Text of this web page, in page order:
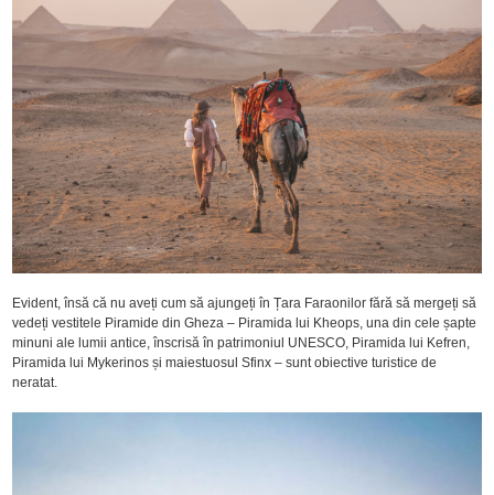
Evident, însă că nu aveți cum să ajungeți în Țara Faraonilor fără să mergeți să
vedeți vestitele Piramide din Gheza – Piramida lui Kheops, una din cele șapte
minuni ale lumii antice, înscrisă în patrimoniul UNESCO, Piramida lui Kefren,
Piramida lui Mykerinos și maiestuosul Sfinx – sunt obiective turistice de
neratat.